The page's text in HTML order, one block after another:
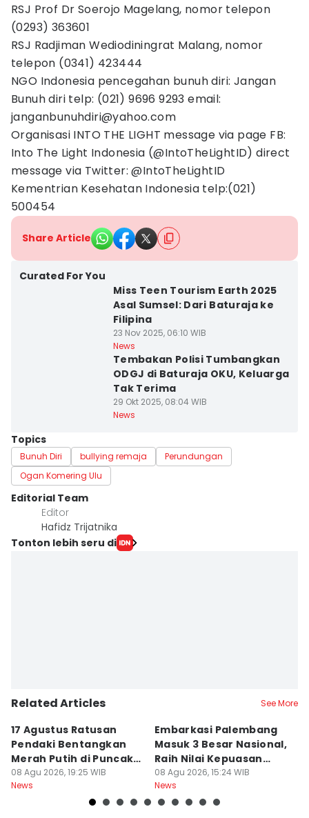
RSJ Prof Dr Soerojo Magelang, nomor telepon
(0293) 363601
RSJ Radjiman Wediodiningrat Malang, nomor
telepon (0341) 423444
NGO Indonesia pencegahan bunuh diri: Jangan
Bunuh diri telp: (021) 9696 9293 email:
janganbunuhdiri@yahoo.com
Organisasi INTO THE LIGHT message via page FB:
Into The Light Indonesia (@IntoTheLightID) direct
message via Twitter: @IntoTheLightID
Kementrian Kesehatan Indonesia telp:(021)
500454
Share Article
Curated For You
Miss Teen Tourism Earth 2025
Asal Sumsel: Dari Baturaja ke
Filipina
23 Nov 2025, 06:10 WIB
News
Tembakan Polisi Tumbangkan
ODGJ di Baturaja OKU, Keluarga
Tak Terima
29 Okt 2025, 08:04 WIB
News
Topics
Bunuh Diri bullying remaja
Perundungan
Ogan Komering Ulu
Editorial Team
Editor
Hafidz Trijatnika
Tonton lebih seru di
Related Articles See More
17 Agustus Ratusan
Pendaki Bentangkan
Merah Putih di Puncak
Dempo
08 Agu 2026, 19:25 WIB
News
Embarkasi Palembang
Masuk 3 Besar Nasional,
Raih Nilai Kepuasan
86,65
08 Agu 2026, 15:24 WIB
News